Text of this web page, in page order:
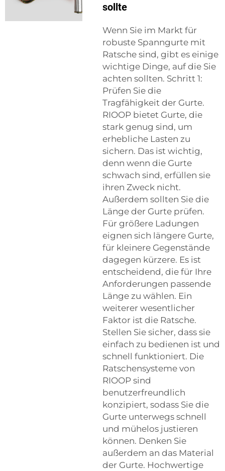
sollte
Wenn Sie im Markt für
robuste Spanngurte mit
Ratsche sind, gibt es einige
wichtige Dinge, auf die Sie
achten sollten. Schritt 1:
Prüfen Sie die
Tragfähigkeit der Gurte.
RIOOP bietet Gurte, die
stark genug sind, um
erhebliche Lasten zu
sichern. Das ist wichtig,
denn wenn die Gurte
schwach sind, erfüllen sie
ihren Zweck nicht.
Außerdem sollten Sie die
Länge der Gurte prüfen.
Für größere Ladungen
eignen sich längere Gurte,
für kleinere Gegenstände
dagegen kürzere. Es ist
entscheidend, die für Ihre
Anforderungen passende
Länge zu wählen. Ein
weiterer wesentlicher
Faktor ist die Ratsche.
Stellen Sie sicher, dass sie
einfach zu bedienen ist und
schnell funktioniert. Die
Ratschensysteme von
RIOOP sind
benutzerfreundlich
konzipiert, sodass Sie die
Gurte unterwegs schnell
und mühelos justieren
können. Denken Sie
außerdem an das Material
der Gurte. Hochwertige